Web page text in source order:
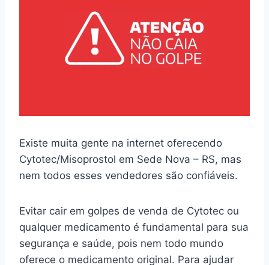
Existe muita gente na internet oferecendo
Cytotec/Misoprostol em Sede Nova – RS, mas
nem todos esses vendedores são confiáveis.
Evitar cair em golpes de venda de Cytotec ou
qualquer medicamento é fundamental para sua
segurança e saúde, pois nem todo mundo
oferece o medicamento original. Para ajudar